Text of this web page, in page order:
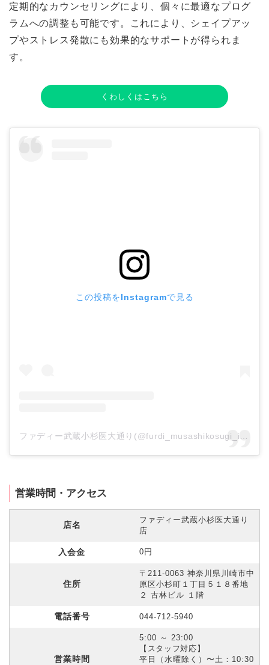
定期的なカウンセリングにより、個々に最適なプログ
ラムへの調整も可能です。これにより、シェイプアッ
プやストレス発散にも効果的なサポートが得られま
す。
くわしくはこちら
この投稿をInstagramで見る
営業時間・アクセス
店名
ファディー武蔵小杉医大通り
店
入会金 0円
住所
〒211-0063 神奈川県川崎市中
原区小杉町１丁目５１８番地
２ 古林ビル １階
電話番号 044-712-5940
営業時間
5:00 ～ 23:00
【スタッフ対応】
平日（水曜除く）〜土：10:30